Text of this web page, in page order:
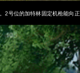
。2号位的加特林固定机枪能向正